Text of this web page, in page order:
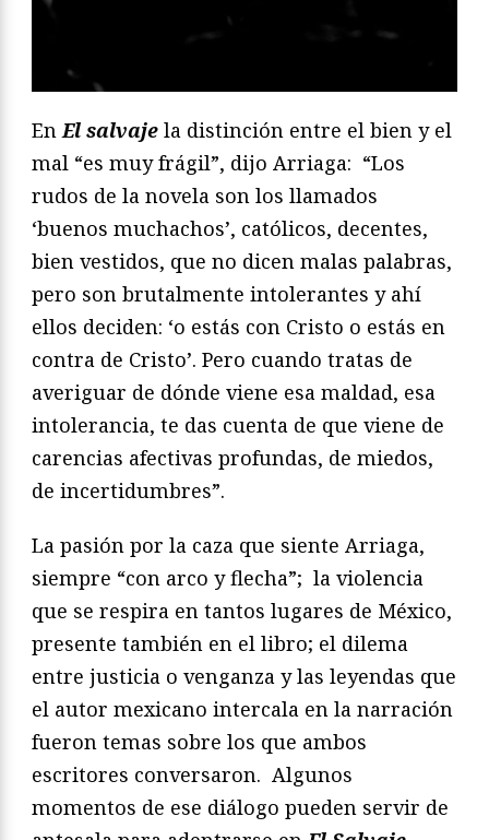
EnEl salvaje la distinción entre el bien y el
mal “es muy frágil”, dijo Arriaga: “Los
rudos de la novela son los llamados
‘buenos muchachos’, católicos, decentes,
bien vestidos, que no dicen malas palabras,
pero son brutalmente intolerantes y ahí
ellos deciden: ‘o estás con Cristo o estás en
contra de Cristo’. Pero cuando tratas de
averiguar de dónde viene esa maldad, esa
intolerancia, te das cuenta de que viene de
carencias afectivas profundas, de miedos,
de incertidumbres”.
La pasión por la caza que siente Arriaga,
siempre “con arco y flecha”; la violencia
que se respira en tantos lugares de México,
presente también en el libro; el dilema
entre justicia o venganza y las leyendas que
el autor mexicano intercala en la narración
fueron temas sobre los que ambos
escritores conversaron. Algunos
momentos de ese diálogo pueden servir de